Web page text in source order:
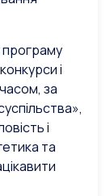
програму
і
за
і
та